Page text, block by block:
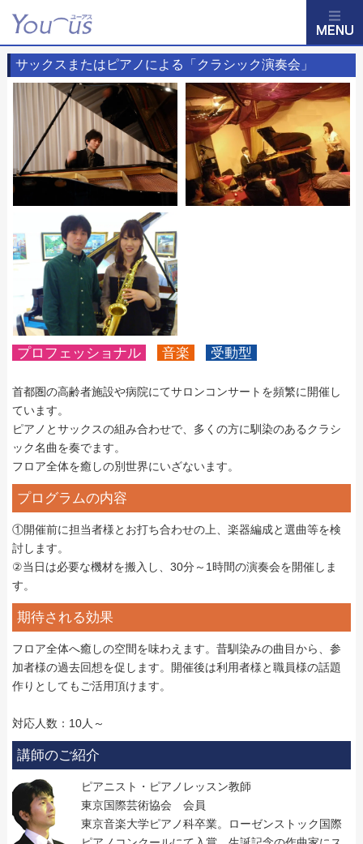
サックスまたはピアノによる「クラシック演奏会」
プロフェッショナル 音楽 受動型
首都圏の高齢者施設や病院にてサロンコンサートを頻繁に開催し
ています。
ピアノとサックスの組み合わせで、多くの方に馴染のあるクラシ
ック名曲を奏でます。
フロア全体を癒しの別世界にいざないます。
プログラムの内容
①開催前に担当者様とお打ち合わせの上、楽器編成と選曲等を検
討します。
②当日は必要な機材を搬入し、30分～1時間の演奏会を開催しま
す。
期待される効果
フロア全体へ癒しの空間を味わえます。昔馴染みの曲目から、参
加者様の過去回想を促します。開催後は利用者様と職員様の話題
作りとしてもご活用頂けます。
対応人数：10人～
講師のご紹介
ピアニスト・ピアノレッスン教師
東京国際芸術協会 会員
東京音楽大学ピアノ科卒業。ローゼンストック国際